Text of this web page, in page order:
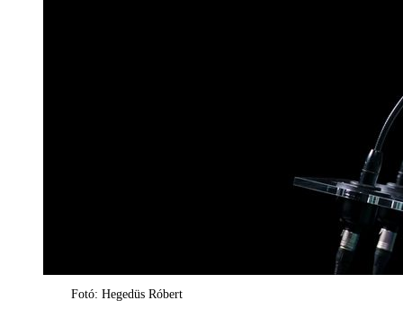
Fotó: Hegedüs Róbert